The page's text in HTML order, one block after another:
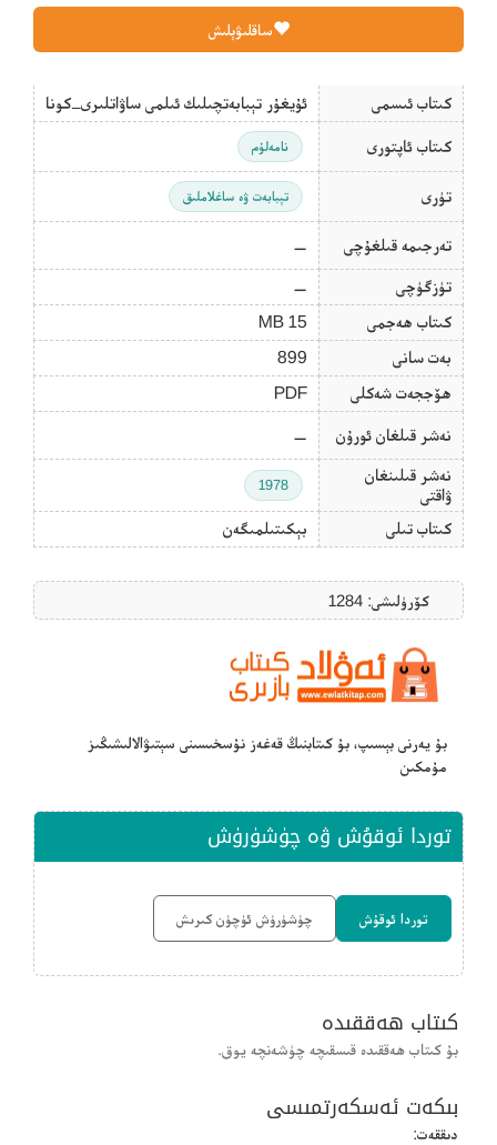
ساقلىۋېلىش
كىتاب ئىسمى ئۇيغۇر تېبابەتچىلىك ئىلمى ساۋاتلىرى_كونا
كىتاب ئاپتورى نامەلۇم
تۈرى تېبابەت ۋە ساغلاملىق
تەرجىمە قىلغۇچى —
تۈزگۈچى
—
كىتاب ھەجمى
15 MB
بەت سانى
899
ھۆججەت شەكلى
PDF
نەشر قىلغان ئورۇن —
نەشر قىلىنغان
ۋاقتى
1978
كىتاب تىلى بېكىتىلمىگەن
كۆرۈلىشى: 1284
بۇ يەرنى بېسىپ، بۇ كىتابنىڭ قەغەز نۇسخىسىنى سېتىۋالالىشىڭىز
مۇمكىن
توردا ئوقۇش ۋە چۈشۈرۈش
توردا ئوقۇش چۈشۈرۈش ئۈچۈن كىرىش
كىتاب ھەققىدە
بۇ كىتاب ھەققىدە قىسقىچە چۈشەنچە يوق.
بىكەت ئەسكەرتمىسى
دىققەت: